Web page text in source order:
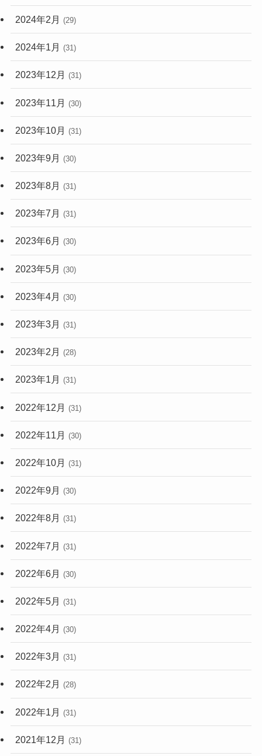
2024年2月 (29)
2024年1月 (31)
2023年12月 (31)
2023年11月 (30)
2023年10月 (31)
2023年9月 (30)
2023年8月 (31)
2023年7月 (31)
2023年6月 (30)
2023年5月 (30)
2023年4月 (30)
2023年3月 (31)
2023年2月 (28)
2023年1月 (31)
2022年12月 (31)
2022年11月 (30)
2022年10月 (31)
2022年9月 (30)
2022年8月 (31)
2022年7月 (31)
2022年6月 (30)
2022年5月 (31)
2022年4月 (30)
2022年3月 (31)
2022年2月 (28)
2022年1月 (31)
2021年12月 (31)